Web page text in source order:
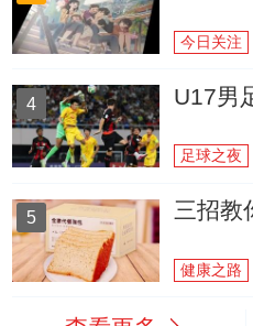
今日关注
4 U17男
足球之夜
5 三招教
健康之路